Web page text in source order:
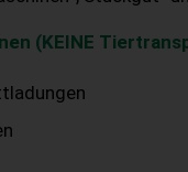
(KEINE